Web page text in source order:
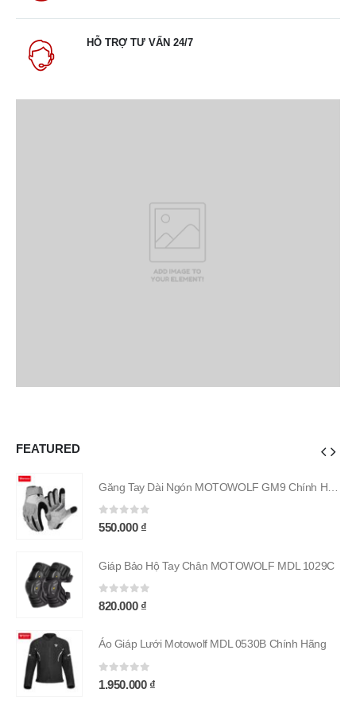
HỖ TRỢ TƯ VẤN 24/7
FEATURED
0out of 5
550.000 ₫
Giáp Bảo Hộ Tay Chân MOTOWOLF MDL 1029C
0out of 5
820.000 ₫
Áo Giáp Lưới Motowolf MDL 0530B Chính Hãng
0 out of 5
1.950.000 ₫